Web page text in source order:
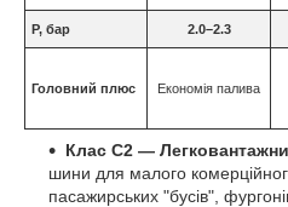
P, бар 2.0–2.3
Головний плюс Економія палива
Клас С2 —
шини для малого
пасажирських "бусів",